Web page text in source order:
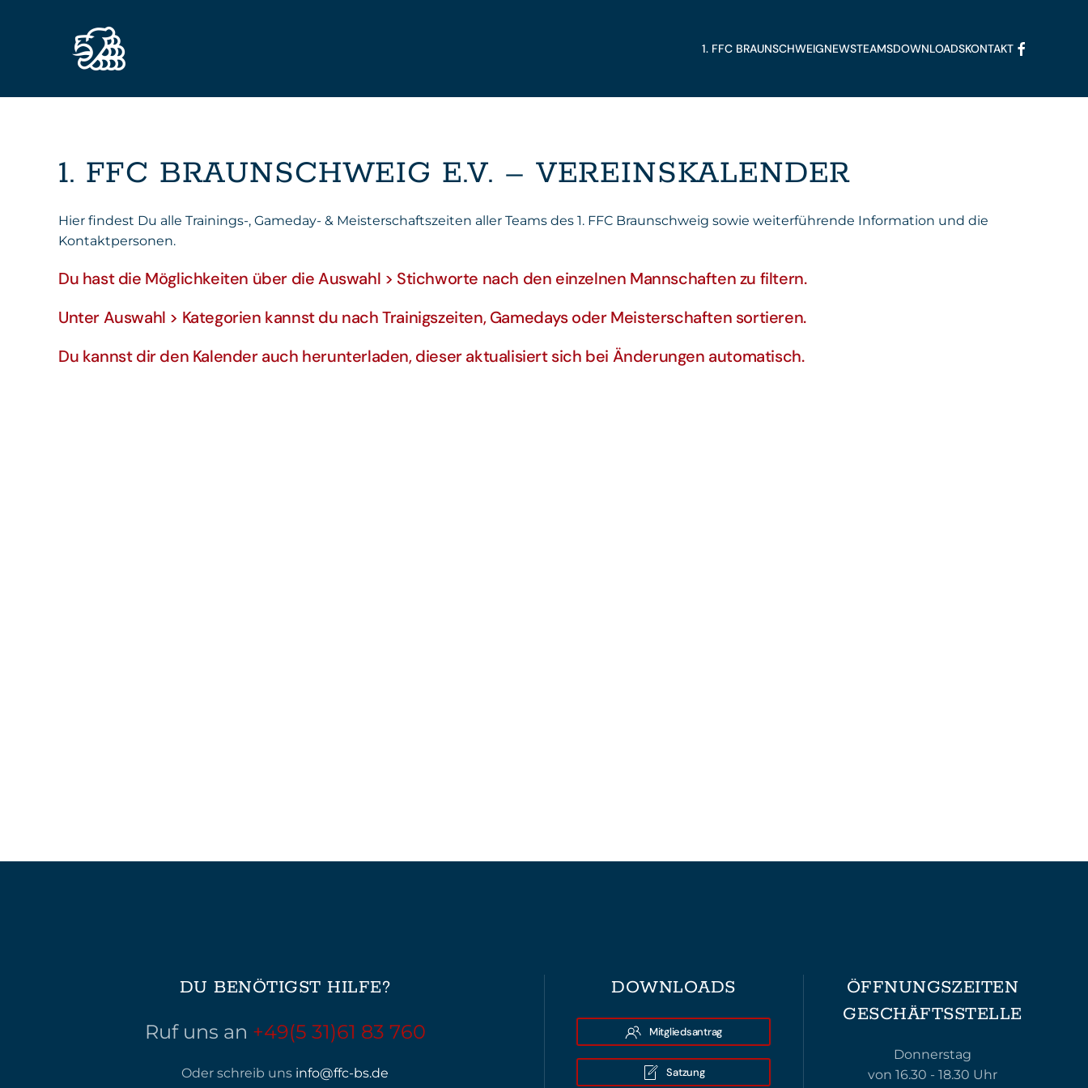
Zum Hauptinhalt springen 1. FFC BRAUNSCHWEIGNEWSTEAMSDOWNLOADSKONTAKT
1. FFC BRAUNSCHWEIG E.V. – VEREINSKALENDER
Hier findest Du alle Trainings-, Gameday- & Meisterschaftszeiten aller Teams des 1. FFC Braunschweig sowie weiterführende Information und die
Kontaktpersonen.
Du hast die Möglichkeiten über die Auswahl > Stichworte nach den einzelnen Mannschaften zu filtern.
Unter Auswahl > Kategorien kannst du nach Trainigszeiten, Gamedays oder Meisterschaften sortieren.
Du kannst dir den Kalender auch herunterladen, dieser aktualisiert sich bei Änderungen automatisch.
DU BENÖTIGST HILFE?
Ruf uns an +49(5 31)61 83 760
Oder schreib uns info@ffc-bs.de
DOWNLOADS
Mitgliedsantrag
Satzung
ÖFFNUNGSZEITEN
GESCHÄFTSSTELLE
Donnerstag
von 16.30 - 18.30 Uhr